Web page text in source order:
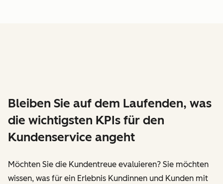
Bleiben Sie auf dem Laufenden, was
die wichtigsten KPIs für den
Kundenservice angeht
Möchten Sie die Kundentreue evaluieren? Sie möchten
wissen, was für ein Erlebnis Kundinnen und Kunden mit